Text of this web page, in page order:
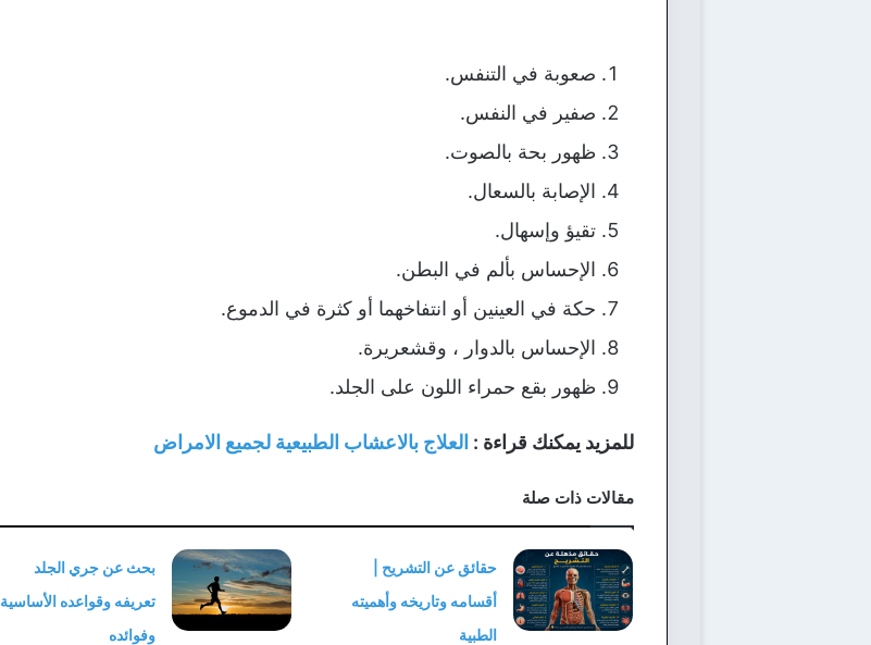
صعوبة في التنفس.
صفير في النفس.
ظهور بحة بالصوت.
الإصابة بالسعال.
تقيؤ وإسهال.
الإحساس بألم في البطن.
حكة في العينين أو انتفاخهما أو كثرة في الدموع.
الإحساس بالدوار ، وقشعريرة.
ظهور بقع حمراء اللون على الجلد.
للمزيد يمكنك قراءة : العلاج بالاعشاب الطبيعية لجميع الامراض
مقالات ذات صلة
حقائق عن التشريح |
أقسامه وتاريخه وأهميته
الطبية
بحث عن جري الجلد
تعريفه وقواعده الأساسية
وفوائده